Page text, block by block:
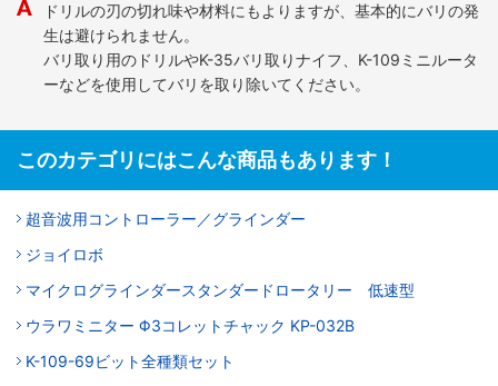
ドリルの刃の切れ味や材料にもよりますが、基本的にバリの発
生は避けられません。
バリ取り用のドリルやK-35バリ取りナイフ、K-109ミニルータ
ーなどを使用してバリを取り除いてください。
このカテゴリにはこんな商品もあります！
超音波用コントローラー／グラインダー
ジョイロボ
マイクログラインダースタンダードロータリー 低速型
ウラワミニター Φ3コレットチャック KP-032B
K-109-69ビット全種類セット